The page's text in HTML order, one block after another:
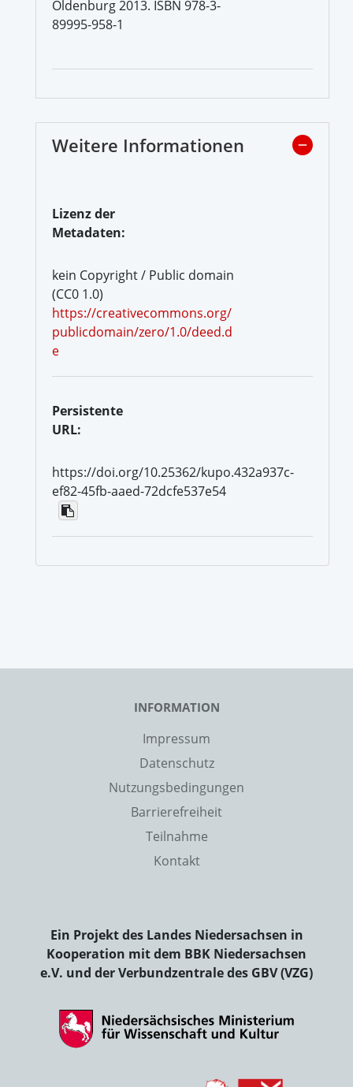
Oldenburg 2013. ISBN 978-3-
89995-958-1
Weitere Informationen
Lizenz der
Metadaten:
kein Copyright / Public domain
(CC0 1.0)
https://creativecommons.org/
publicdomain/zero/1.0/deed.d
e
Persistente
URL:
https://doi.org/10.25362/kupo.432a937c-
ef82-45fb-aaed-72dcfe537e54
INFORMATION
Impressum
Datenschutz
Nutzungsbedingungen
Barrierefreiheit
Teilnahme
Kontakt
Ein Projekt des Landes Niedersachsen in
Kooperation mit dem BBK Niedersachsen
e.V. und der Verbundzentrale des GBV (VZG)